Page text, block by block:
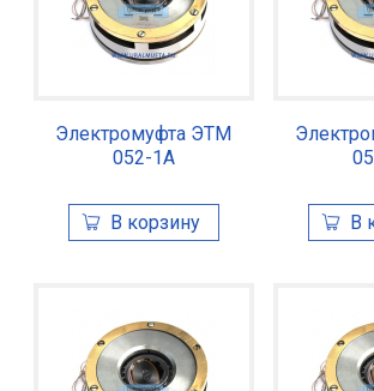
Электромуфта ЭТМ
052-1А